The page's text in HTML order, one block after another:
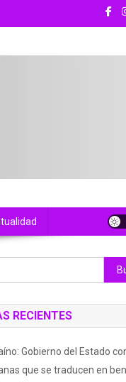
RECIENTES
Gobierno del Estado
que se traducen en